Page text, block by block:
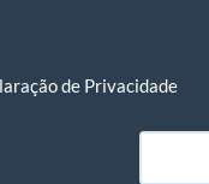
de Privacidade